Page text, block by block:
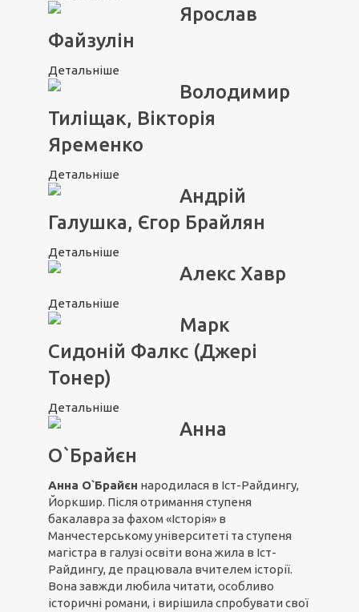
Ярослав
Файзулін
Детальніше
Володимир
Тиліщак, Вікторія
Яременко
Детальніше
Андрій
Галушка, Єгор Брайлян
Детальніше
Алекс Хавр
Детальніше
Марк
Сидоній Фалкс (Джері
Тонер)
Детальніше
Анна
О`Брайєн
Анна О`Брайєн народилася в Іст-Райдингу,
Йоркшир. Після отримання ступеня
бакалавра за фахом «Історія» в
Манчестерському університеті та ступеня
магістра в галузі освіти вона жила в Іст-
Райдингу, де працювала вчителем історії.
Вона завжди любила читати, особливо
історичні романи, і вирішила спробувати свої